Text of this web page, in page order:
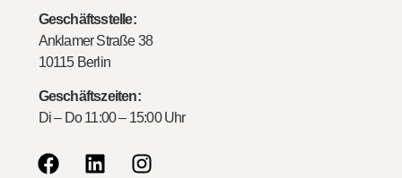
Geschäftsstelle:
Anklamer Straße 38
10115 Berlin
Geschäftszeiten:
Di – Do 11:00 – 15:00 Uhr